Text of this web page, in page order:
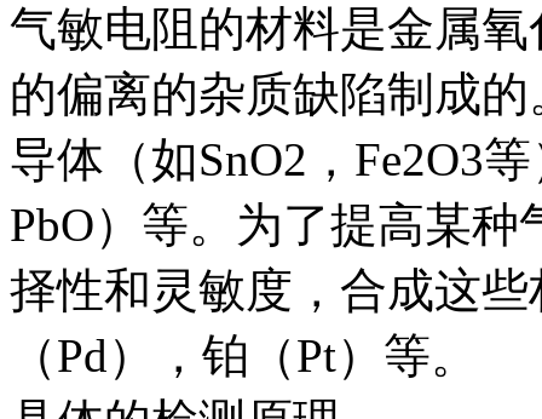
气敏电阻的材料是金属
的偏离的杂质缺陷制成
导体（如SnO2，Fe2O3
PbO）等。为了提高某
择性和灵敏度，合成这
（Pd），铂（Pt）等。